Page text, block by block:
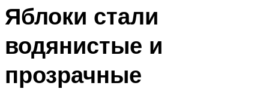
Яблоки стали
водянистые и
прозрачные